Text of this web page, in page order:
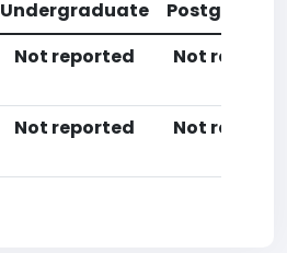
Undergraduate
Not reported Not
Not reported Not